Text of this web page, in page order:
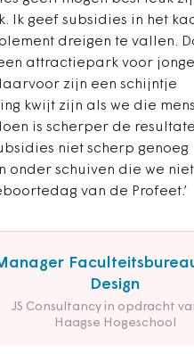
Ik geef subsidies in het
dreigen te vallen.
attractiepark voor
zijn een schijntje
kwijt zijn als we die
is scherper de
niet scherp genoeg
onder schuiven die we niet
van de Profeet.’
Design
JS Consultancy in opdracht
Haagse Hogeschool